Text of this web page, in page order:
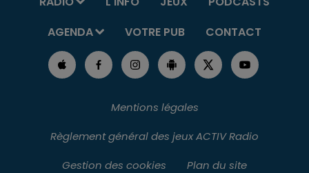
AGENDA
VOTRE PUB CONTACT
Mentions légales
Règlement général des jeux ACTIV Radio
Gestion des cookies
Plan du site